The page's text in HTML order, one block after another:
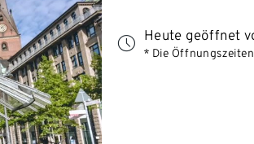
Heute geöffnet
* Die